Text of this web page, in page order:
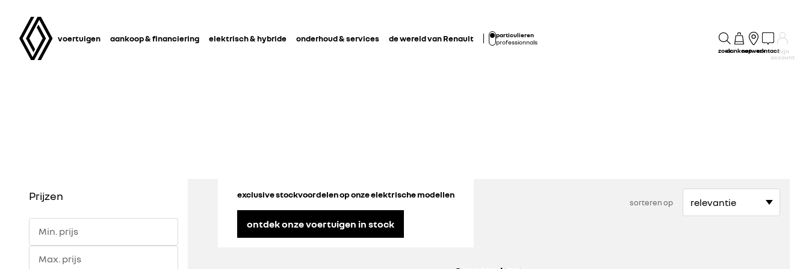
voertuigen aankoop & financiering elektrisch & hybride onderhoud & services de wereld van Renault
particulieren
professionnals
zoekaankoopnetwerkcontactmijn
account
Prijzen
Min. prijs
Max. prijs
exclusive stockvoordelen op onze elektrische modellen
ontdek onze voertuigen in stock
sorteren op